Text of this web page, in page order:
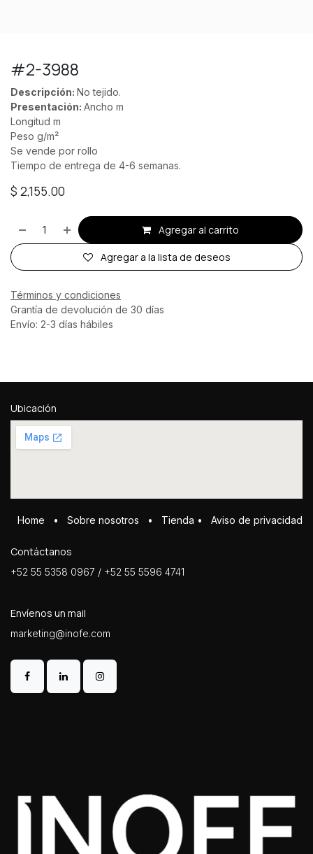
#2-3988
Descripción: No tejido.
Presentación: Ancho m
Longitud m
Peso g/m²
Se vende por rollo
Tiempo de entrega de 4-6 semanas.
$ 2,155.00
Agregar al carrito
Agregar a la lista de deseos
Términos y condiciones
Grantía de devolución de 30 días
Envío: 2-3 días hábiles
Ubicación
Home • Sobre ​n​osotros • Tienda • Aviso de privacidad
Contáctanos
+52 55 5358 0967 / +52 55 5596 4741
Envíenos un mail
marketing@inofe.com